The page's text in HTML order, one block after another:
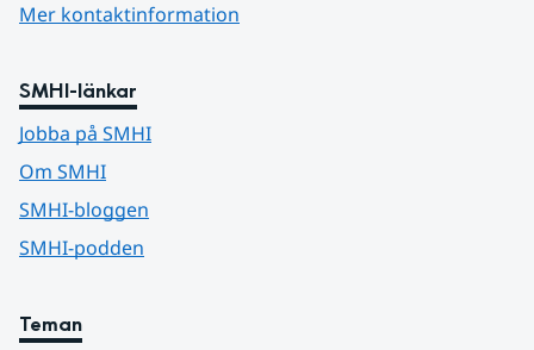
Mer kontaktinformation
SMHI-länkar
Jobba på SMHI
Om SMHI
SMHI-bloggen
SMHI-podden
Teman